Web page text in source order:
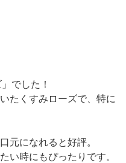
でした！
たくすみローズで、特に
元になれると好評。
い時にもぴったりです。